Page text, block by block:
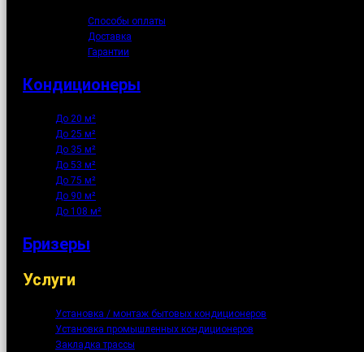
Способы оплаты
Доставка
Гарантии
Кондиционеры
До 20 м²
До 25 м²
До 35 м²
До 53 м²
До 75 м²
До 90 м²
До 108 м²
Бризеры
Услуги
Установка / монтаж бытовых кондиционеров
Установка промышленных кондиционеров
Закладка трассы